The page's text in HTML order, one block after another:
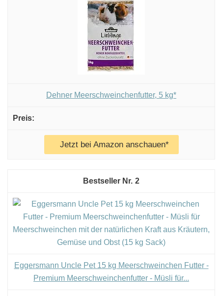
Dehner Meerschweinchenfutter, 5 kg*
Jetzt bei Amazon anschauen*
2
Eggersmann Uncle Pet 15 kg Meerschweinchen Futter -
Premium Meerschweinchenfutter - Müsli für...